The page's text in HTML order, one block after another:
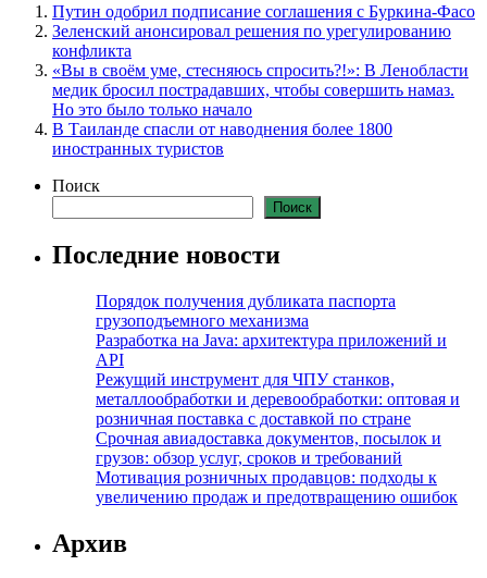
Путин одобрил подписание соглашения с Буркина-Фасо
Зеленский анонсировал решения по урегулированию
конфликта
«Вы в своём уме, стесняюсь спросить?!»: В Ленобласти
медик бросил пострадавших, чтобы совершить намаз.
Но это было только начало
В Таиланде спасли от наводнения более 1800
иностранных туристов
Поиск
Поиск
Последние новости
Порядок получения дубликата паспорта
грузоподъемного механизма
Разработка на Java: архитектура приложений и
API
Режущий инструмент для ЧПУ станков,
металлообработки и деревообработки: оптовая и
розничная поставка с доставкой по стране
Срочная авиадоставка документов, посылок и
грузов: обзор услуг, сроков и требований
Мотивация розничных продавцов: подходы к
увеличению продаж и предотвращению ошибок
Архив